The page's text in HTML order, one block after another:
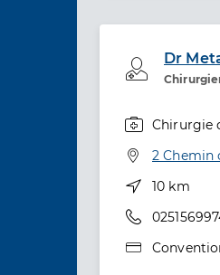
Dr
Chirurgie
Adresse
2 Chemin
Distance
10 km
Téléphone
Type de